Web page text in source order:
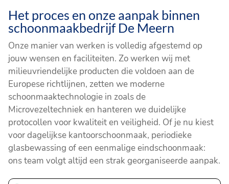
Het proces en onze aanpak binnen
schoonmaakbedrijf De Meern
Onze manier van werken is volledig afgestemd op
jouw wensen en faciliteiten. Zo werken wij met
milieuvriendelijke producten die voldoen aan de
Europese richtlijnen, zetten we moderne
schoonmaaktechnologie in zoals de
Microvezeltechniek en hanteren we duidelijke
protocollen voor kwaliteit en veiligheid. Of je nu kiest
voor dagelijkse kantoorschoonmaak, periodieke
glasbewassing of een eenmalige eindschoonmaak:
ons team volgt altijd een strak georganiseerde aanpak.